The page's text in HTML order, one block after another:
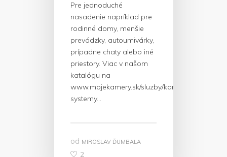
Pre jednoduché
nasadenie napríklad pre
rodinné domy, menšie
prevádzky, autoumivárky,
prípadne chaty alebo iné
priestory. Viac v našom
katalógu na
www.mojekamery.sk/sluzby/kamerovove-
systemy…
od MIROSLAV ĎUMBALA
2